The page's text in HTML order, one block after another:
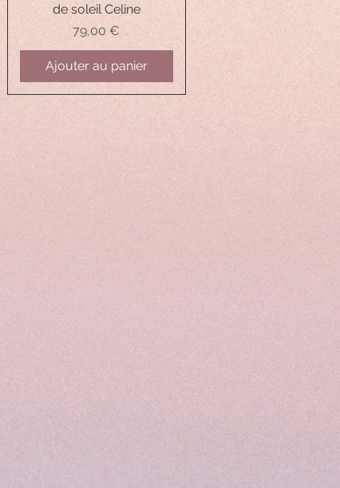
de soleil Celine
Prix
79,00 €
Ajouter au panier